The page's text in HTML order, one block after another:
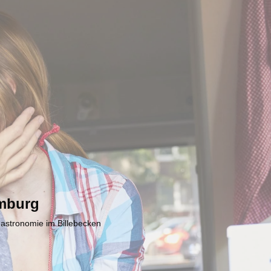
im Billebecken